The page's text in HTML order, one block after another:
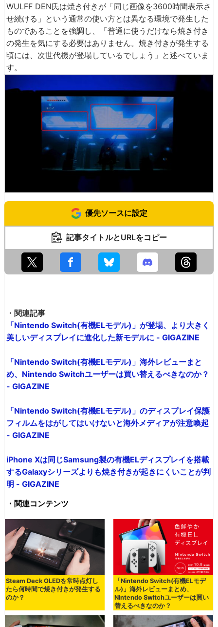
WULFF DEN氏は焼き付きが「同じ画像を3600時間表示さ
せ続ける」という通常の使い方とは異なる環境で発生した
ものであることを強調し、「普通に使うだけなら焼き付き
の発生を気にする必要はありません。焼き付きが発生する
頃には、次世代機が登場しているでしょう」と述べていま
す。
優先ソースに設定
記事タイトルとURLをコピー
・関連記事
「Nintendo Switch(有機ELモデル)」が登場、より大きく
美しいディスプレイに進化した新モデルに - GIGAZINE
「Nintendo Switch(有機ELモデル)」海外レビューまと
め、Nintendo Switchユーザーは買い替えるべきなのか？
- GIGAZINE
「Nintendo Switch(有機ELモデル)」のディスプレイ保護
フィルムをはがしてはいけないと海外メディアが注意喚起
- GIGAZINE
iPhone Xは同じSamsung製の有機ELディスプレイを搭載
するGalaxyシリーズよりも焼き付きが起きにくいことが判
明 - GIGAZINE
・関連コンテンツ
Steam Deck OLEDを常時点灯し
たら何時間で焼き付きが発生する
のか？
「Nintendo Switch(有機ELモデ
ル)」海外レビューまとめ、
Nintendo Switchユーザーは買い
替えるべきなのか？